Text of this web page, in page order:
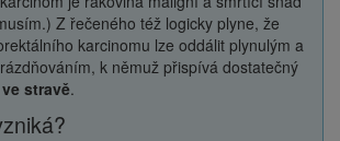
Z řečeného též logicky plyne, že
karcinomu lze oddálit plynulým a
k němuž přispívá dostatečný
stravě.